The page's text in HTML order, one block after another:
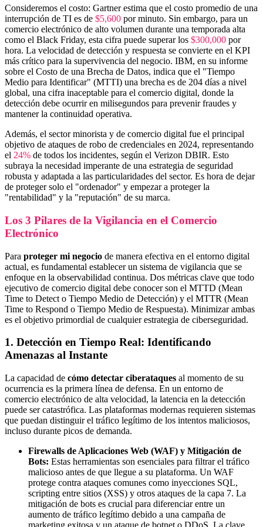
Consideremos el costo: Gartner estima que el costo promedio de una
interrupción de TI es de $5,600 por minuto. Sin embargo, para un
comercio electrónico de alto volumen durante una temporada alta
como el Black Friday, esta cifra puede superar los $300,000 por
hora. La velocidad de detección y respuesta se convierte en el KPI
más crítico para la supervivencia del negocio. IBM, en su informe
sobre el Costo de una Brecha de Datos, indica que el "Tiempo
Medio para Identificar" (MTTI) una brecha es de 204 días a nivel
global, una cifra inaceptable para el comercio digital, donde la
detección debe ocurrir en milisegundos para prevenir fraudes y
mantener la continuidad operativa.
Además, el sector minorista y de comercio digital fue el principal
objetivo de ataques de robo de credenciales en 2024, representando
el 24% de todos los incidentes, según el Verizon DBIR. Esto
subraya la necesidad imperante de una estrategia de seguridad
robusta y adaptada a las particularidades del sector. Es hora de dejar
de proteger solo el "ordenador" y empezar a proteger la
"rentabilidad" y la "reputación" de su marca.
Los 3 Pilares de la Vigilancia en el Comercio
Electrónico
Para proteger mi negocio de manera efectiva en el entorno digital
actual, es fundamental establecer un sistema de vigilancia que se
enfoque en la observabilidad continua. Dos métricas clave que todo
ejecutivo de comercio digital debe conocer son el MTTD (Mean
Time to Detect o Tiempo Medio de Detección) y el MTTR (Mean
Time to Respond o Tiempo Medio de Respuesta). Minimizar ambas
es el objetivo primordial de cualquier estrategia de ciberseguridad.
1. Detección en Tiempo Real: Identificando
Amenazas al Instante
La capacidad de cómo detectar ciberataques al momento de su
ocurrencia es la primera línea de defensa. En un entorno de
comercio electrónico de alta velocidad, la latencia en la detección
puede ser catastrófica. Las plataformas modernas requieren sistemas
que puedan distinguir el tráfico legítimo de los intentos maliciosos,
incluso durante picos de demanda.
Firewalls de Aplicaciones Web (WAF) y Mitigación de
Bots: Estas herramientas son esenciales para filtrar el tráfico
malicioso antes de que llegue a su plataforma. Un WAF
protege contra ataques comunes como inyecciones SQL,
scripting entre sitios (XSS) y otros ataques de la capa 7. La
mitigación de bots es crucial para diferenciar entre un
aumento de tráfico legítimo debido a una campaña de